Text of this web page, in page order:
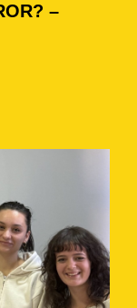
–